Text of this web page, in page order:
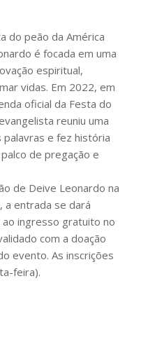
do peão da América
é focada em uma
espiritual,
vidas. Em 2022, em
oficial da Festa do
reuniu uma
palavras e fez história
de pregação e
de Deive Leonardo na
a entrada se dará
ingresso gratuito no
com a doação
evento. As inscrições
feira).